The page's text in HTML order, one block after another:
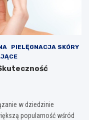
PIELĘGNACJA SKÓRY
w dziedzinie
popularność wśród